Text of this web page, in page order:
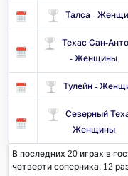
Талса -
Техас Сан-
- Женщины
Тулейн -
Северный
Женщины
В последних 20 играх в
четверти соперника. 12